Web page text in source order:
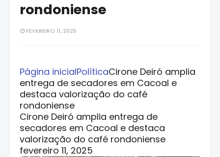
rondoniense
FEVEREIRO 11, 2025
Página inicialPolíticaCirone Deiró amplia
entrega de secadores em Cacoal e
destaca valorização do café
rondoniense
Cirone Deiró amplia entrega de
secadores em Cacoal e destaca
valorização do café rondoniense
fevereiro 11, 2025